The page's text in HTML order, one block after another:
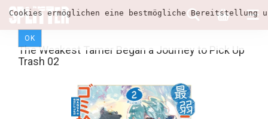
Cookies ermöglichen eine bestmögliche
OK
The Weakest Tamer Began a Journey to Pick Up
Trash 02